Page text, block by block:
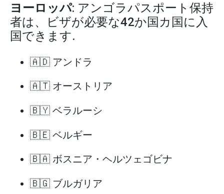
ヨーロッパ: アンゴラパスポート保持
者は、ビザが必要な42か国カ国に入
国できます.
🇦🇩 アンドラ
🇦🇹 オーストリア
🇧🇾 ベラルーシ
🇧🇪 ベルギー
🇧🇦 ボスニア・ヘルツェゴビナ
🇧🇬 ブルガリア